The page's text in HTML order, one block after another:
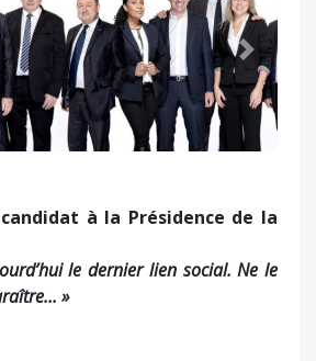
Suivant
à la Présidence de la
le dernier lien social. Ne le
»